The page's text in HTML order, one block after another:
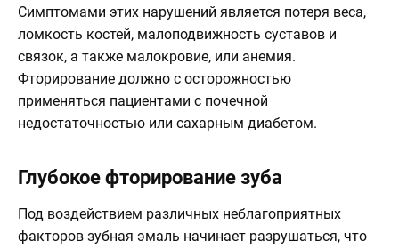
Симптомами этих нарушений является потеря веса,
ломкость костей, малоподвижность суставов и
связок, а также малокровие, или анемия.
Фторирование должно с осторожностью
применяться пациентами с почечной
недостаточностью или сахарным диабетом.
Глубокое фторирование зуба
Под воздействием различных неблагоприятных
факторов зубная эмаль начинает разрушаться, что